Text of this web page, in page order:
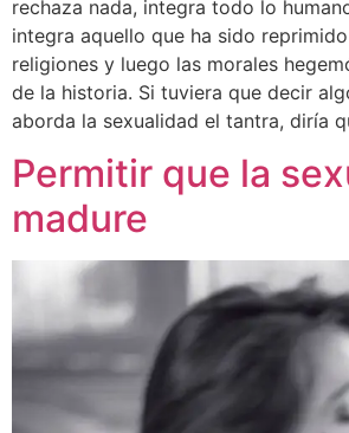
rechaza nada, integra todo lo
integra aquello que ha sido
religiones y luego las morales
de la historia. Si tuviera que decir
aborda la sexualidad el tantra, diría
Permitir que la
madure